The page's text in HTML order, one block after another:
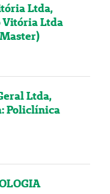
Ltda,
Vitória Ltda
Ltda,
Policlínica